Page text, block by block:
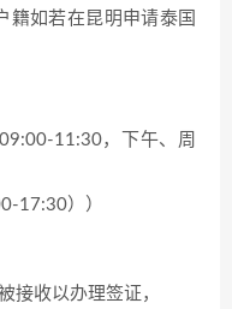
籍如若在昆明申请泰国
11:30，下午、周
17:30））
接收以办理签证，